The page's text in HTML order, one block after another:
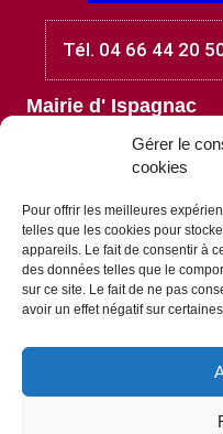
Gérer le
cookies
Pour offrir les meilleures
telles que les cookies pour
appareils. Le fait de consentir à
des données telles que le
sur ce site. Le fait de ne pas
avoir un effet négatif sur
Tél. 04 66 44 20
Mairie d' Ispagnac
48320 Ispagnac
Lundi et mardi : 8h30 -
17h30
Vendredi : 8h30 - 12h00 et
A
Tous les